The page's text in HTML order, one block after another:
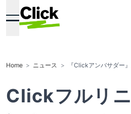
Home ニュース 『Clickアンバサダー
Clickフルリ